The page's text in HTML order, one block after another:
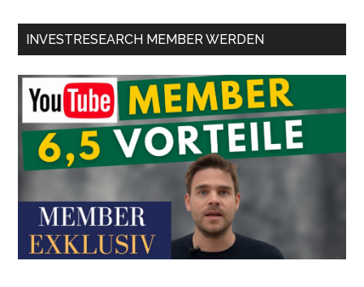
INVESTRESEARCH MEMBER WERDEN